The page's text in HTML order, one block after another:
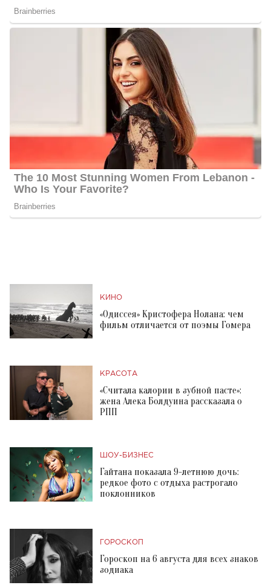
КИНО
«Одиссея» Кристофера Нолана: чем
фильм отличается от поэмы Гомера
КРАСОТА
«Считала калории в зубной пасте»:
жена Алека Болдуина рассказала о
РПП
ШОУ-БИЗНЕС
Гайтана показала 9-летнюю дочь:
редкое фото с отдыха растрогало
поклонников
ГОРОСКОП
Гороскоп на 6 августа для всех знаков
зодиака